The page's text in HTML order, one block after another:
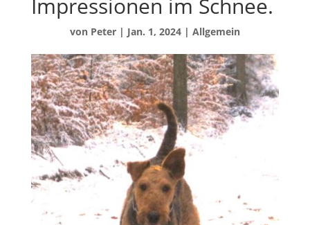
Impressionen im Schnee.
von Peter| Jan. 1, 2024| Allgemein